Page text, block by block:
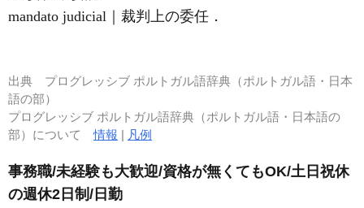
mandato judicial｜裁判上の委任．
出典 プログレッシブ ポルトガル語辞典（ポルトガル語・日本
語の部）
プログレッシブ ポルトガル語辞典（ポルトガル語・日本語の
部）について情報 | 凡例
事務職/未経験も大歓迎/資格が無くてもOK/土日祝休
の週休2日制/日勤